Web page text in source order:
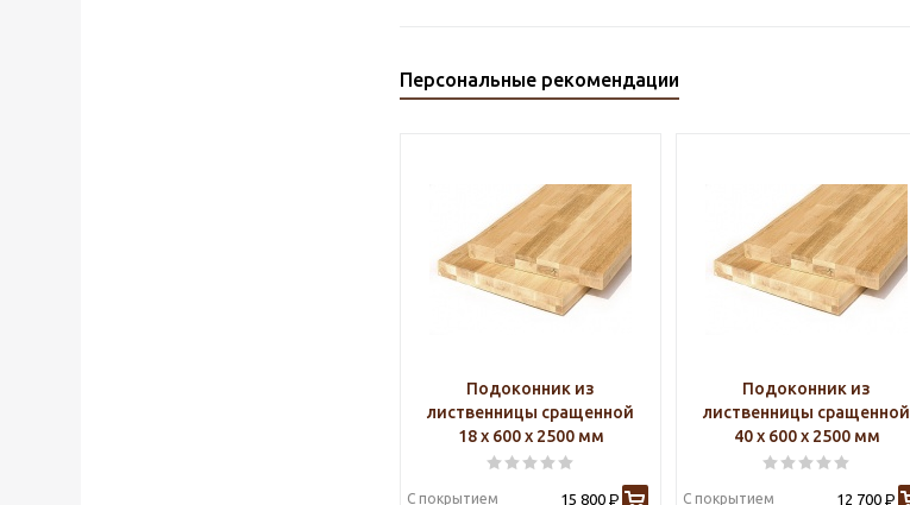
Персональные рекомендации
Подоконник из
лиственницы сращенной
18 х 600 х 2500 мм
С покрытием 15 800 Р
Подоконник из
лиственницы сращенной
40 х 600 х 2500 мм
С покрытием 12 700 Р